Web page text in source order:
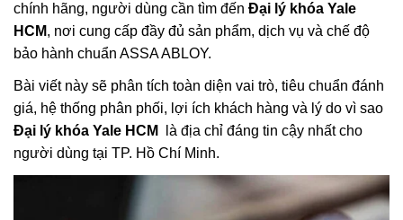
chính hãng, người dùng cần tìm đến Đại lý khóa Yale
HCM, nơi cung cấp đầy đủ sản phẩm, dịch vụ và chế độ
bảo hành chuẩn ASSA ABLOY.
Bài viết này sẽ phân tích toàn diện vai trò, tiêu chuẩn đánh
giá, hệ thống phân phối, lợi ích khách hàng và lý do vì sao
Đại lý khóa Yale HCM
là địa chỉ đáng tin cậy nhất cho
người dùng tại TP. Hồ Chí Minh.